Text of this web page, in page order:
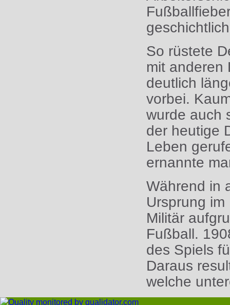
So rüstete
mit anderen
deutlich
vorbei.
wurde auch
der heutige
Leben
ernannte
Während in
Ursprung
Militär
Fußball.
des Spiels
Daraus
welche